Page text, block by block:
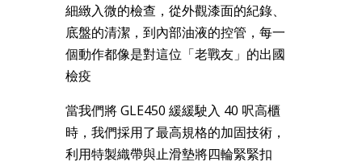
細緻入微的檢查，從外觀漆面的紀錄、
底盤的清潔，到內部油液的控管，每一
個動作都像是對這位「老戰友」的出國
檢疫
當我們將 GLE450 緩緩駛入 40 呎高櫃
時，我們採用了最高規格的加固技術，
利用特製織帶與止滑墊將四輪緊緊扣